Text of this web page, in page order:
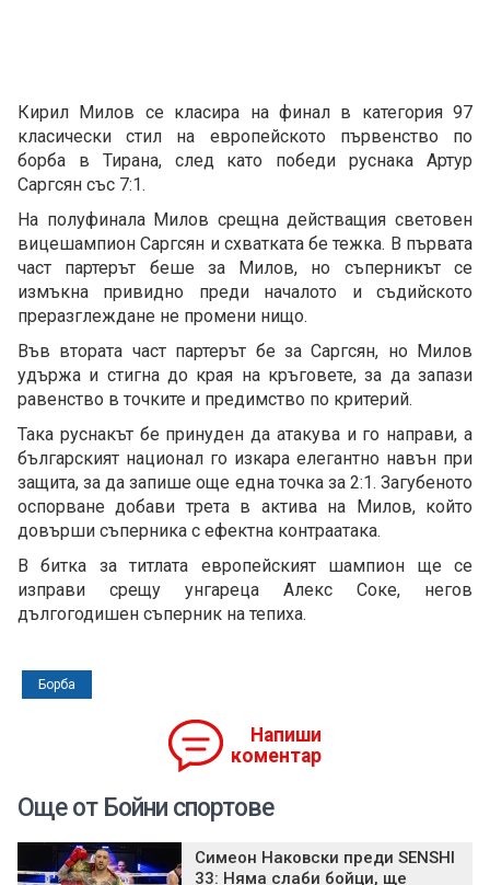
Кирил Милов се класира на финал в категория 97
класически стил на европейското първенство по
борба в Тирана, след като победи руснака Артур
Саргсян със 7:1.
На полуфинала Милов срещна действащия световен
вицешампион Саргсян и схватката бе тежка. В първата
част партерът беше за Милов, но съперникът се
измъкна привидно преди началото и съдийското
преразглеждане не промени нищо.
Във втората част партерът бе за Саргсян, но Милов
удържа и стигна до края на кръговете, за да запази
равенство в точките и предимство по критерий.
Така руснакът бе принуден да атакува и го направи, а
българският национал го изкара елегантно навън при
защита, за да запише още една точка за 2:1. Загубеното
оспорване добави трета в актива на Милов, който
довърши съперника с ефектна контраатака.
В битка за титлата европейският шампион ще се
изправи срещу унгареца Алекс Соке, негов
дългогодишен съперник на тепиха.
Борба
Напиши
коментар
Още от Бойни спортове
Симеон Наковски преди SENSHI
33: Няма слаби бойци, ще